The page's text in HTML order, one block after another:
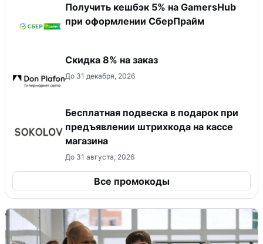
Получить кешбэк 5% на GamersHub
при оформлении СберПрайм
Скидка 8% на заказ
До 31 декабря, 2026
Бесплатная подвеска в подарок при
предъявлении штрихкода на кассе
магазина
До 31 августа, 2026
Все промокоды